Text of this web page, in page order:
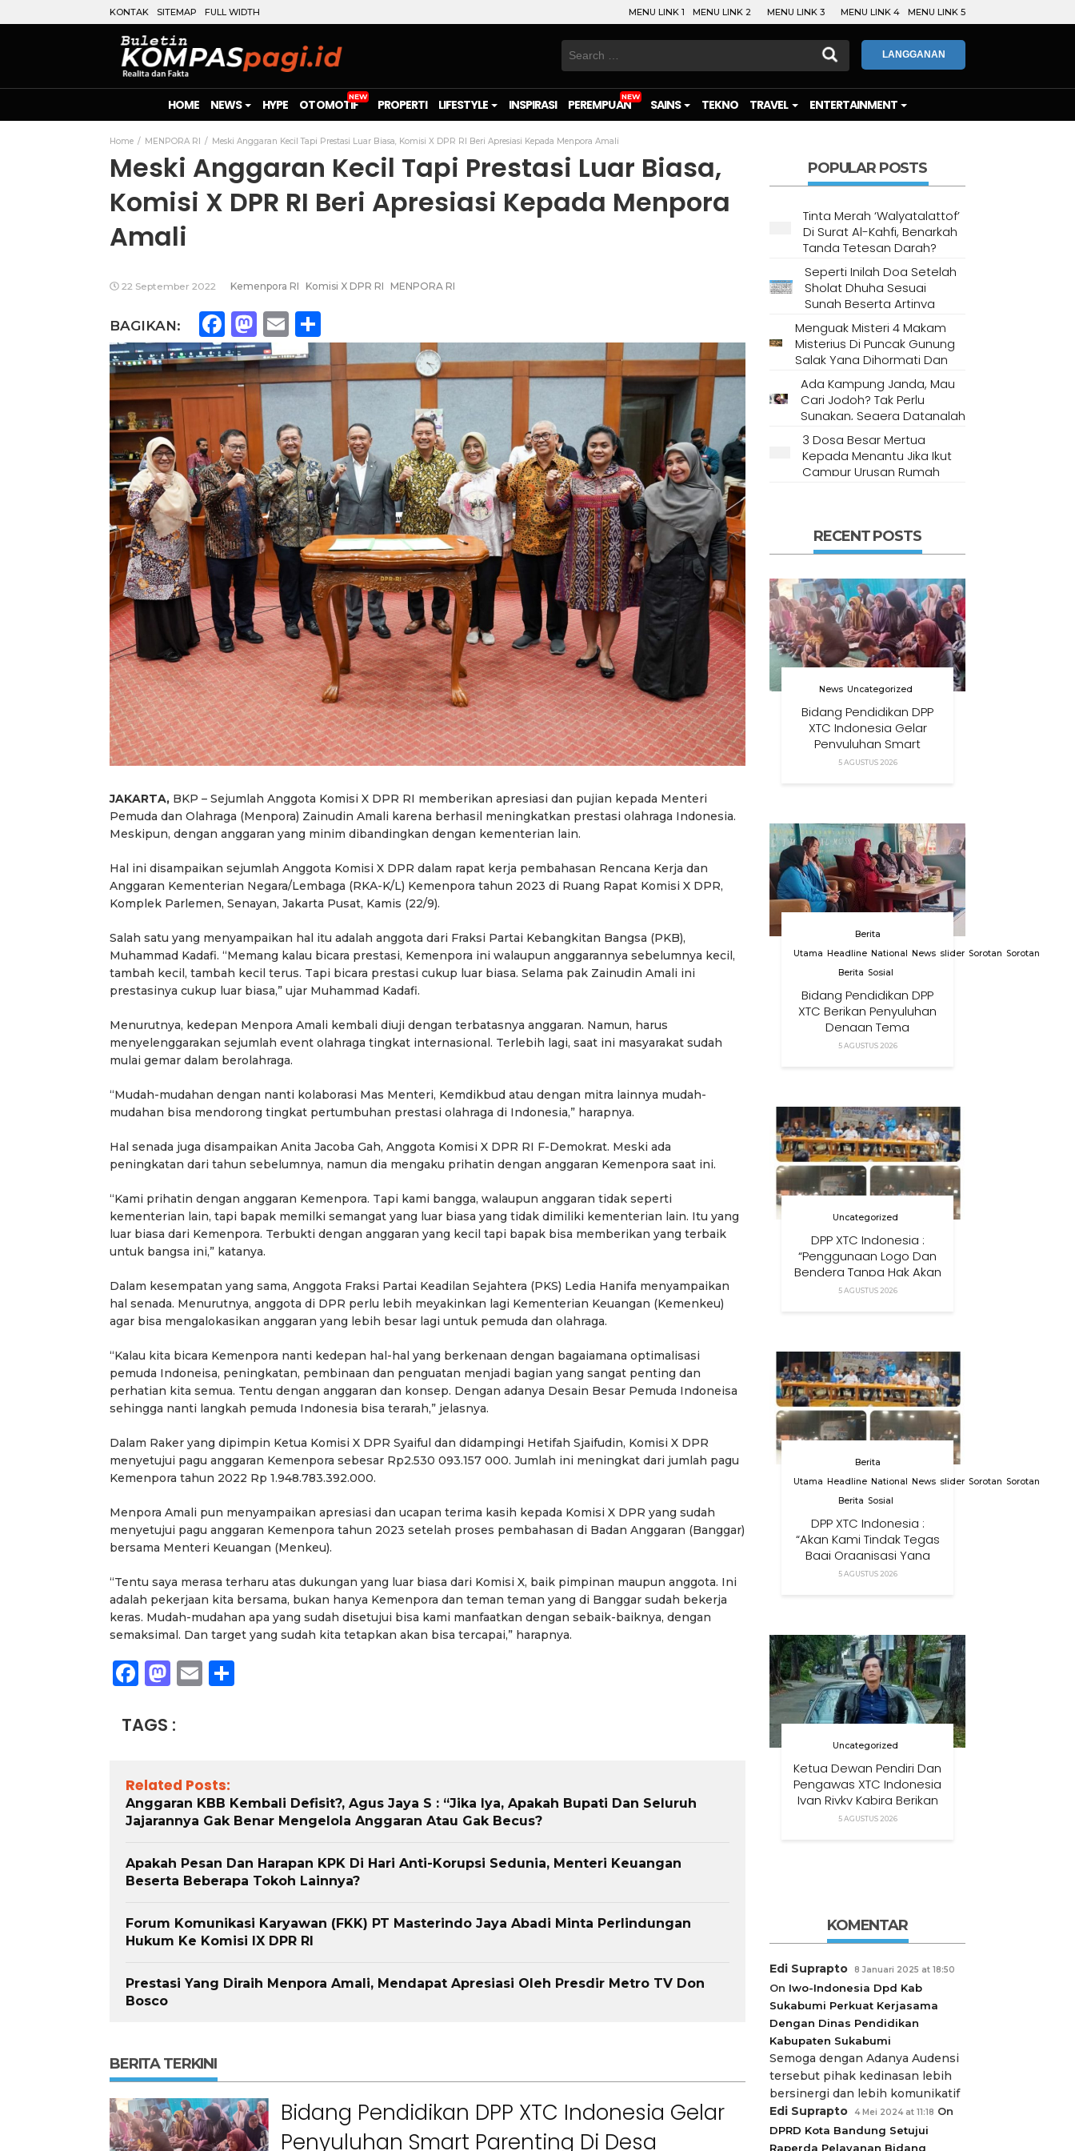
KONTAK SITEMAP FULL WIDTH MENU LINK 1 MENU LINK 2 MENU LINK 3 MENU LINK 4 MENU LINK 5
Search
LANGGANAN
HOME NEWS HYPE OTOMOTIF PROPERTI LIFESTYLE INSPIRASI PEREMPUAN SAINS TEKNO TRAVEL ENTERTAINMENT
Home MENPORA RI Meski Anggaran Kecil Tapi Prestasi Luar Biasa, Komisi X DPR RI Beri Apresiasi Kepada Menpora Amali
Meski Anggaran Kecil Tapi Prestasi Luar Biasa,
Komisi X DPR RI Beri Apresiasi Kepada Menpora
Amali
22 September 2022 Kemenpora RI Komisi X DPR RI MENPORA RI
BAGIKAN: Facebook
Mastodon
Email
JAKARTA, BKP – Sejumlah Anggota Komisi X DPR RI memberikan apresiasi dan pujian kepada Menteri
Pemuda dan Olahraga (Menpora) Zainudin Amali karena berhasil meningkatkan prestasi olahraga Indonesia.
Meskipun, dengan anggaran yang minim dibandingkan dengan kementerian lain.
Hal ini disampaikan sejumlah Anggota Komisi X DPR dalam rapat kerja pembahasan Rencana Kerja dan
Anggaran Kementerian Negara/Lembaga (RKA-K/L) Kemenpora tahun 2023 di Ruang Rapat Komisi X DPR,
Komplek Parlemen, Senayan, Jakarta Pusat, Kamis (22/9).
Salah satu yang menyampaikan hal itu adalah anggota dari Fraksi Partai Kebangkitan Bangsa (PKB),
Muhammad Kadafi. “Memang kalau bicara prestasi, Kemenpora ini walaupun anggarannya sebelumnya kecil,
tambah kecil, tambah kecil terus. Tapi bicara prestasi cukup luar biasa. Selama pak Zainudin Amali ini
prestasinya cukup luar biasa,” ujar Muhammad Kadafi.
Menurutnya, kedepan Menpora Amali kembali diuji dengan terbatasnya anggaran. Namun, harus
menyelenggarakan sejumlah event olahraga tingkat internasional. Terlebih lagi, saat ini masyarakat sudah
mulai gemar dalam berolahraga.
“Mudah-mudahan dengan nanti kolaborasi Mas Menteri, Kemdikbud atau dengan mitra lainnya mudah-
mudahan bisa mendorong tingkat pertumbuhan prestasi olahraga di Indonesia,” harapnya.
Hal senada juga disampaikan Anita Jacoba Gah, Anggota Komisi X DPR RI F-Demokrat. Meski ada
peningkatan dari tahun sebelumnya, namun dia mengaku prihatin dengan anggaran Kemenpora saat ini.
“Kami prihatin dengan anggaran Kemenpora. Tapi kami bangga, walaupun anggaran tidak seperti
kementerian lain, tapi bapak memilki semangat yang luar biasa yang tidak dimiliki kementerian lain. Itu yang
luar biasa dari Kemenpora. Terbukti dengan anggaran yang kecil tapi bapak bisa memberikan yang terbaik
untuk bangsa ini,” katanya.
Dalam kesempatan yang sama, Anggota Fraksi Partai Keadilan Sejahtera (PKS) Ledia Hanifa menyampaikan
hal senada. Menurutnya, anggota di DPR perlu lebih meyakinkan lagi Kementerian Keuangan (Kemenkeu)
agar bisa mengalokasikan anggaran yang lebih besar lagi untuk pemuda dan olahraga.
“Kalau kita bicara Kemenpora nanti kedepan hal-hal yang berkenaan dengan bagaiamana optimalisasi
pemuda Indoneisa, peningkatan, pembinaan dan penguatan menjadi bagian yang sangat penting dan
perhatian kita semua. Tentu dengan anggaran dan konsep. Dengan adanya Desain Besar Pemuda Indoneisa
sehingga nanti langkah pemuda Indonesia bisa terarah,” jelasnya.
Dalam Raker yang dipimpin Ketua Komisi X DPR Syaiful dan didampingi Hetifah Sjaifudin, Komisi X DPR
menyetujui pagu anggaran Kemenpora sebesar Rp2.530 093.157 000. Jumlah ini meningkat dari jumlah pagu
Kemenpora tahun 2022 Rp 1.948.783.392.000.
Menpora Amali pun menyampaikan apresiasi dan ucapan terima kasih kepada Komisi X DPR yang sudah
menyetujui pagu anggaran Kemenpora tahun 2023 setelah proses pembahasan di Badan Anggaran (Banggar)
bersama Menteri Keuangan (Menkeu).
“Tentu saya merasa terharu atas dukungan yang luar biasa dari Komisi X, baik pimpinan maupun anggota. Ini
adalah pekerjaan kita bersama, bukan hanya Kemenpora dan teman teman yang di Banggar sudah bekerja
keras. Mudah-mudahan apa yang sudah disetujui bisa kami manfaatkan dengan sebaik-baiknya, dengan
semaksimal. Dan target yang sudah kita tetapkan akan bisa tercapai,” harapnya.
Facebook
Mastodon
Email
TAGS :
Related Posts:
Anggaran KBB Kembali Defisit?, Agus Jaya S : “Jika Iya, Apakah Bupati Dan Seluruh
Jajarannya Gak Benar Mengelola Anggaran Atau Gak Becus?
Apakah Pesan Dan Harapan KPK Di Hari Anti-Korupsi Sedunia, Menteri Keuangan
Beserta Beberapa Tokoh Lainnya?
Forum Komunikasi Karyawan (FKK) PT Masterindo Jaya Abadi Minta Perlindungan
Hukum Ke Komisi IX DPR RI
Prestasi Yang Diraih Menpora Amali, Mendapat Apresiasi Oleh Presdir Metro TV Don
Bosco
BERITA TERKINI
Bidang Pendidikan DPP XTC Indonesia Gelar
Penyuluhan Smart Parenting Di Desa
POPULAR POSTS
Tinta Merah ‘Walyatalattof’
Di Surat Al-Kahfi, Benarkah
Tanda Tetesan Darah?
Seperti Inilah Doa Setelah
Sholat Dhuha Sesuai
Sunah Beserta Artinya
Menguak Misteri 4 Makam
Misterius Di Puncak Gunung
Salak Yang Dihormati Dan
Dianggap Tempat Suci Oleh
Masyarakat Setempat
Ada Kampung Janda, Mau
Cari Jodoh? Tak Perlu
Sungkan, Segera Datanglah
Ke Desa Ini
3 Dosa Besar Mertua
Kepada Menantu Jika Ikut
Campur Urusan Rumah
RECENT POSTS
News Uncategorized
Bidang Pendidikan DPP
XTC Indonesia Gelar
Penyuluhan Smart
Parenting Di Desa
5 AGUSTUS 2026
Berita
Utama
Headline National News slider Sorotan Sorotan
Berita Sosial
Bidang Pendidikan DPP
XTC Berikan Penyuluhan
Dengan Tema
Membangun Peran
5 AGUSTUS 2026
Uncategorized
DPP XTC Indonesia :
“Penggunaan Logo Dan
Bendera Tanpa Hak Akan
Ditindak”
5 AGUSTUS 2026
Berita
Utama
Headline National News slider Sorotan Sorotan
Berita Sosial
DPP XTC Indonesia :
“Akan Kami Tindak Tegas
Bagi Organisasi Yang
Menggunakan Nama,
5 AGUSTUS 2026
Uncategorized
Ketua Dewan Pendiri Dan
Pengawas XTC Indonesia
Ivan Rivky Kabira Berikan
Peryataan Sikap Terkait
5 AGUSTUS 2026
KOMENTAR
Edi Suprapto 8 Januari 2025 at 18:50
On Iwo-Indonesia Dpd Kab
Sukabumi Perkuat Kerjasama
Dengan Dinas Pendidikan
Kabupaten Sukabumi
Semoga dengan Adanya Audensi
tersebut pihak kedinasan lebih
bersinergi dan lebih komunikatif
Edi Suprapto
4 Mei 2024 at 11:18 On
DPRD Kota Bandung Setujui
Raperda Pelayanan Bidang